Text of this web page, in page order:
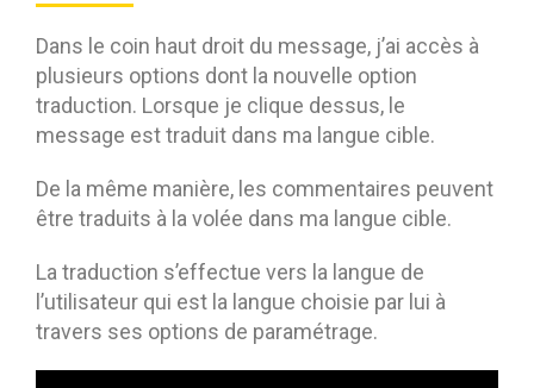
Dans le coin haut droit du message, j’ai accès à
plusieurs options dont la nouvelle option
traduction. Lorsque je clique dessus, le
message est traduit dans ma langue cible.
De la même manière, les commentaires peuvent
être traduits à la volée dans ma langue cible.
La traduction s’effectue vers la langue de
l’utilisateur qui est la langue choisie par lui à
travers ses options de paramétrage.